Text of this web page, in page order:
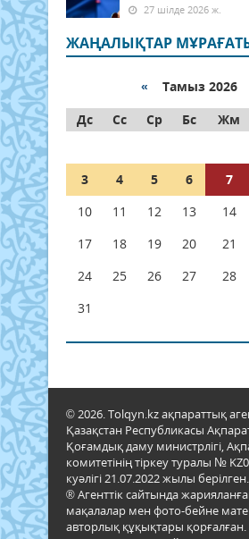
27 шілде 2026 ж.
ЖАҢАЛЫҚТАР
« Тамыз 2026
Дс
Сс Ср Бс Жм
3
4 5 6 7
10
11 12 13 14
17
18 19 20 21
24
25 26 27 28
31
© 2026. Tolqyn.kz ақпараттық
Қазақстан Республикасы
Қоғамдық даму министрлігі,
комитетінің тіркеу туралы №
куәлігі 21.07.2022 жылы берілген.
® Агенттік сайтында
мақалалар мен фото-бейне
авторлық құқықтары қорғалған.